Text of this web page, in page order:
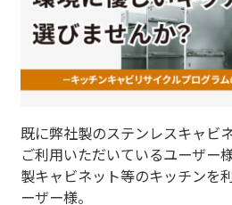
既に弊社製のステンレスキャビ
ご利用いただいているユーザー
製キャビネット等のキッチンを
ーザー様。